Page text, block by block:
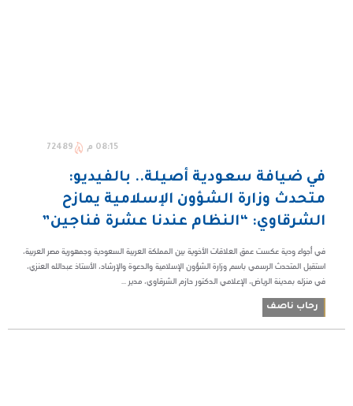
08:15 م 72489
في ضيافة سعودية أصيلة.. بالفيديو:
متحدث وزارة الشؤون الإسلامية يمازح
الشرقاوي: “النظام عندنا عشرة فناجين”
في أجواء ودية عكست عمق العلاقات الأخوية بين المملكة العربية السعودية وجمهورية مصر العربية،
استقبل المتحدث الرسمي باسم وزارة الشؤون الإسلامية والدعوة والإرشاد، الأستاذ عبدالله العنزي،
في منزله بمدينة الرياض، الإعلامي الدكتور حازم الشرقاوي، مدير ...
رحاب ناصف